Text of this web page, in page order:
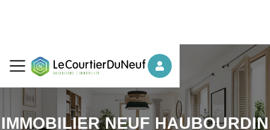
IMMOBILIER NEUF HAUBOURDIN